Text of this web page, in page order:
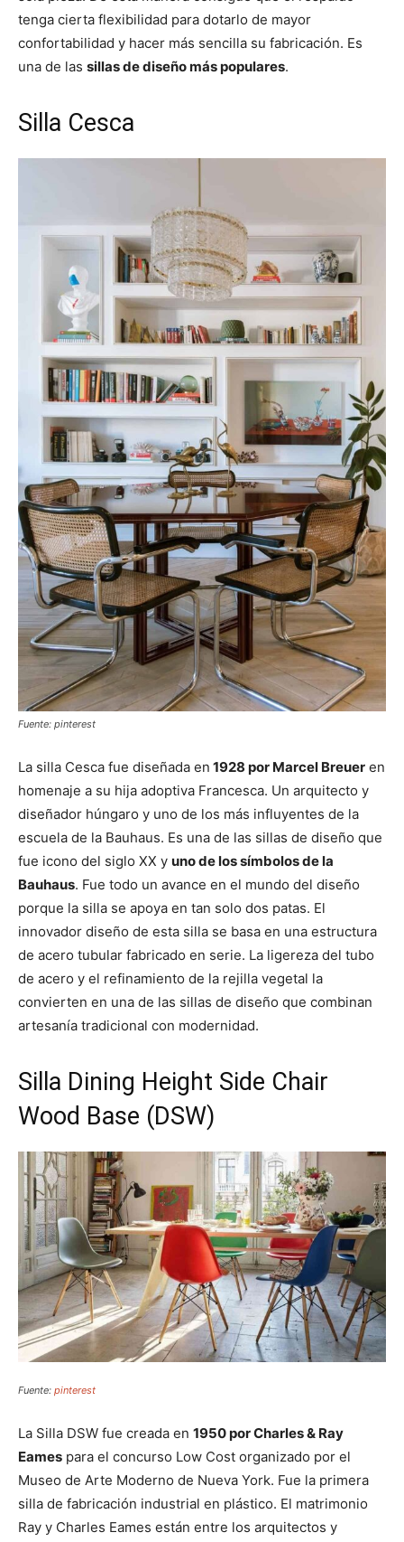
tenga cierta flexibilidad para dotarlo de mayor
confortabilidad y hacer más sencilla su fabricación. Es
una de las sillas de diseño más populares.
Silla Cesca
Fuente: pinterest
La silla Cesca fue diseñada en 1928 por Marcel Breuer en
homenaje a su hija adoptiva Francesca. Un arquitecto y
diseñador húngaro y uno de los más influyentes de la
escuela de la Bauhaus. Es una de las sillas de diseño que
fue icono del siglo XX y uno de los símbolos de la
Bauhaus. Fue todo un avance en el mundo del diseño
porque la silla se apoya en tan solo dos patas. El
innovador diseño de esta silla se basa en una estructura
de acero tubular fabricado en serie. La ligereza del tubo
de acero y el refinamiento de la rejilla vegetal la
convierten en una de las sillas de diseño que combinan
artesanía tradicional con modernidad.
Silla Dining Height Side Chair
Wood Base (DSW)
Fuente: pinterest
La Silla DSW fue creada en 1950 por Charles & Ray
Eames para el concurso Low Cost organizado por el
Museo de Arte Moderno de Nueva York. Fue la primera
silla de fabricación industrial en plástico. El matrimonio
Ray y Charles Eames están entre los arquitectos y